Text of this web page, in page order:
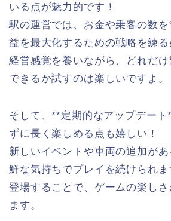
いる点が魅力的です！
駅の運営では、お金や乗客の数を
益を最大化するための戦略を練る
経営感覚を養いながら、どれだ
できるか試すのは楽しいですよ。
そして、**定期的なアップデート
ずに長く楽しめる点も嬉しい！
新しいイベントや車両の追加が
鮮な気持ちでプレイを続けられ
登場することで、ゲームの楽しさ
ます。